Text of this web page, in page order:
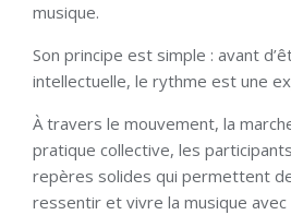
musique.
Son principe est simple : avant
intellectuelle, le rythme est une
À travers le mouvement, la
pratique collective, les
repères solides qui permettent
ressentir et vivre la musique